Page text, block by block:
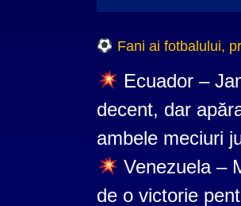
Fani ai fotbalului,
Ecuador –
decent, dar
ambele meciuri
Venezuela –
de o victorie